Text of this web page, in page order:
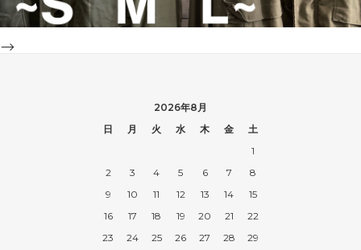
-->
2026年8月
日
月 火 水 木 金
土
1
2
3 4 5 6 7
8
9
10 11 12 13 14
15
16
17 18 19 20 21
22
23
24 25 26 27 28
29